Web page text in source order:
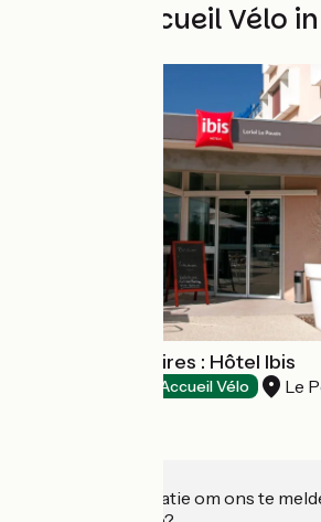
Andere Accueil Vélo
Tourisme d'affaires : Hôtel Ibis
Accueil Vélo Le
Heeft u informatie om ons te